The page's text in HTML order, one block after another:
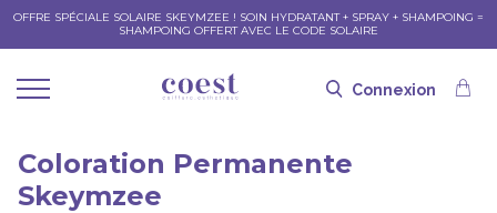
OFFRE SPÉCIALE SOLAIRE SKEYMZEE ! SOIN HYDRATANT + SPRAY + SHAMPOING =
SHAMPOING OFFERT AVEC LE CODE SOLAIRE
Connexion
Coloration Permanente
Skeymzee